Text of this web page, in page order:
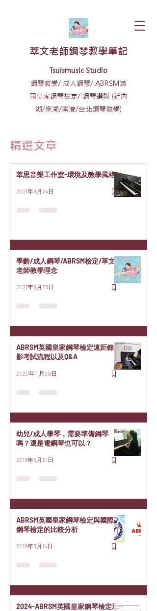
​萃文老師鋼琴教學筆記
​​Tsuismusic Studio
鋼琴教學/ 成人鋼琴/ ABRSM英
國皇家鋼琴檢定/ 鋼琴選購 (近內
湖/東湖/南港/台北鋼琴教學)
​精選文章
萃思音樂工作室-環境及教學風格
2021年8月24日
學齡/成人鋼琴/ABRSM檢定/萃文
老師教學理念
2021年8月23日
ABRSM英國皇家鋼琴檢定遠距錄
影考試流程以及Q&A
2020年11月20日
幼兒/成人學琴，需要準備鋼琴
嗎？還是電鋼琴也可以？
2019年9月10日
ABRSM英國皇家鋼琴檢定與國際
鋼琴檢定的比較分析
2019年3月14日
2024-ABRSM英國皇家鋼琴檢定現